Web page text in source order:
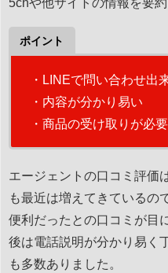
5chや他サイトの情報を要約
ポイント
・LINEで問い合わせ出
・内容が分かり易い
・商品の受け取りが必要
エージェントの口コミ評価
も最近は増えてきているの
便利だったとの口コミが目
後は電話説明が分かり易く
も多数ありました。